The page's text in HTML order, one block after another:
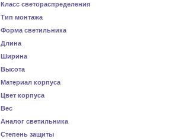
Класс светораспределения
Тип монтажа
Форма светильника
Длина
Ширина
Высота
Материал корпуса
Цвет корпуса
Вес
Аналог светильника
Степень защиты